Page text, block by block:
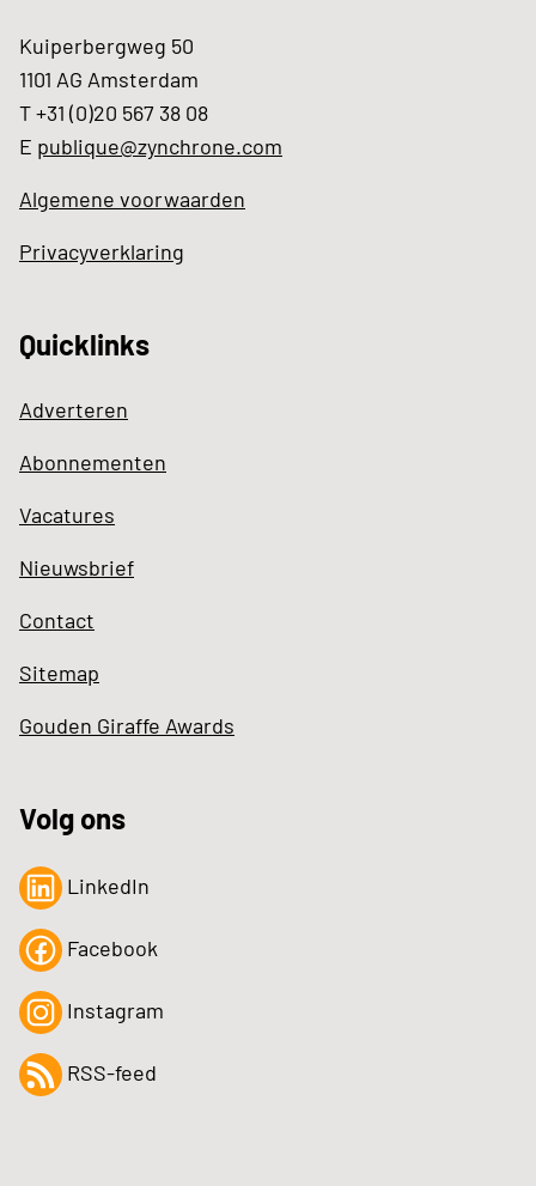
Kuiperbergweg 50
1101 AG Amsterdam
T +31 (0)20 567 38 08
E publique@zynchrone.com
Algemene voorwaarden
Privacyverklaring
Quicklinks
Adverteren
Abonnementen
Vacatures
Nieuwsbrief
Contact
Sitemap
Gouden Giraffe Awards
Volg ons
LinkedIn
Facebook
Instagram
RSS-feed